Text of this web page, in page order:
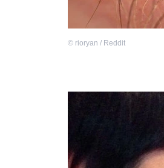
© rioryan / Reddit